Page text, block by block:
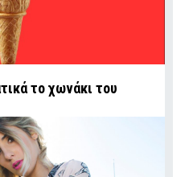
το χωνάκι του